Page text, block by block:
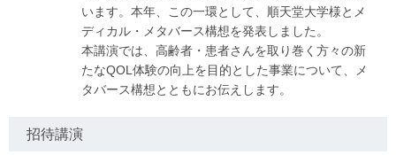
います。本年、この一環として、順天堂大学様とメ
ディカル・メタバース構想を発表しました。
本講演では、高齢者・患者さんを取り巻く方々の新
たなQOL体験の向上を目的とした事業について、メ
タバース構想とともにお伝えします。
招待講演